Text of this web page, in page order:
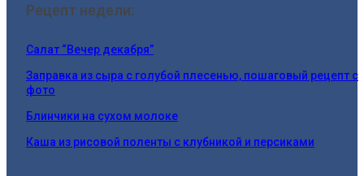
Рецепт недели:
Салат “Вечер декабря”
Заправка из сыра с голубой плесенью, пошаговый рецепт с
фото
Блинчики на сухом молоке
Каша из рисовой поленты с клубникой и персиками